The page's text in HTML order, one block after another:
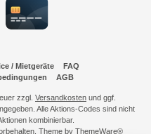
/ Mietgeräte
FAQ
AGB
zzgl. Versandkosten und ggf.
Alle Aktions-Codes sind nicht
kombinierbar.
Theme by ThemeWare®